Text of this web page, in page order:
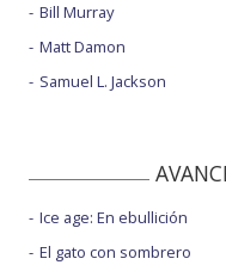
Bill Murray
Matt Damon
Samuel L. Jackson
Ice age: En ebullición
El gato con sombrero